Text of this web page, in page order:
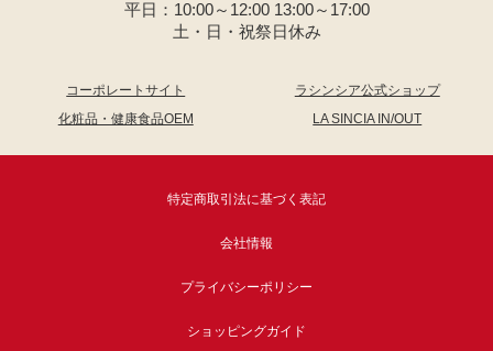
平日：10:00～12:00 13:00～17:00
土・日・祝祭日休み
コーポレートサイト
ラシンシア公式ショップ
化粧品・健康食品OEM
LA SINCIA IN/OUT
特定商取引法に基づく表記
会社情報
プライバシーポリシー
ショッピングガイド